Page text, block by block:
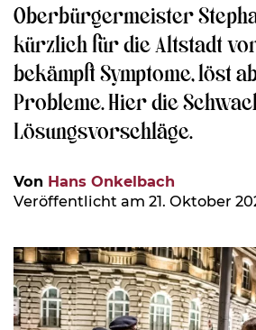
Oberbürgermeister
kürzlich für die Altstadt
bekämpft Symptome, löst
Probleme. Hier die
Lösungsvorschläge.
Von Hans Onkelbach
Veröffentlicht am 21. Oktober